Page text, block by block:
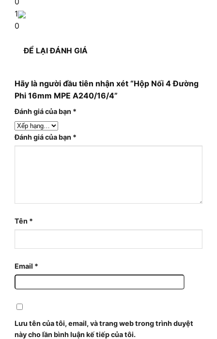
1
0
ĐỂ LẠI ĐÁNH GIÁ
Hãy là người đầu tiên nhận xét “Hộp Nối 4 Đường
Phi 16mm MPE A240/16/4”
Đánh giá của bạn *
Đánh giá của bạn *
Tên *
Email *
Lưu tên của tôi, email, và trang web trong trình duyệt
này cho lần bình luận kế tiếp của tôi.